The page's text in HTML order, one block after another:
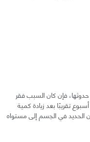
فإن كان السبب فقر
تقريبًا بعد زيادة كمية
الحديد في الجسم إلى مستواه